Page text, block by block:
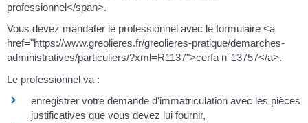
professionnel</span>.
Vous devez mandater le professionnel avec le formulaire <a
href="https://www.greolieres.fr/greolieres-pratique/demarches-
administratives/particuliers/?xml=R1137">cerfa n°13757</a>.
Le professionnel va :
enregistrer votre demande d'immatriculation avec les pièces
justificatives que vous devez lui fournir,